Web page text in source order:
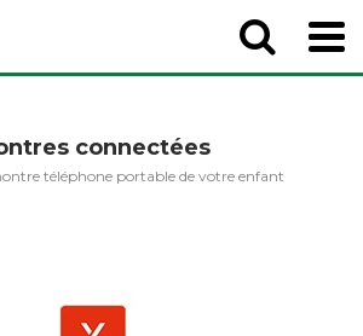
connectées
téléphone portable de votre enfant